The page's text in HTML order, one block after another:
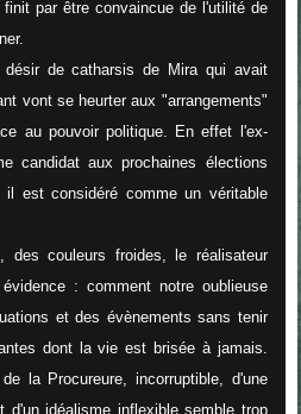
par être convaincue de l'utilité de
de catharsis de Mira qui avait
vont se heurter aux "arrangements"
au pouvoir politique. En effet l'ex-
candidat aux prochaines élections
il est considéré comme un véritable
des couleurs froides, le réalisateur
: comment notre oublieuse
et des évènements sans tenir
dont la vie est brisée à jamais.
la Procureure, incorruptible, d'une
d'un idéalisme inflexible semble trop